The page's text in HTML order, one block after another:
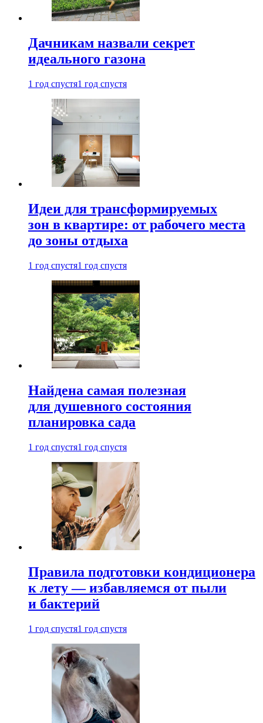
Дачникам назвали секрет
идеального газона
1 год спустя1 год спустя
Идеи для трансформируемых
зон в квартире: от рабочего места
до зоны отдыха
1 год спустя1 год спустя
Найдена самая полезная
для душевного состояния
планировка сада
1 год спустя1 год спустя
Правила подготовки кондиционера
к лету — избавляемся от пыли
и бактерий
1 год спустя1 год спустя